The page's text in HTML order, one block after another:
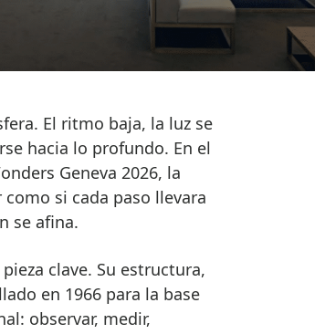
hacia lo profundo. En el
Geneva 2026, la
si cada paso llevara
se afina.
clave. Su estructura,
en 1966 para la base
observar, medir,